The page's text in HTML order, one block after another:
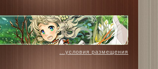
...условия размещения